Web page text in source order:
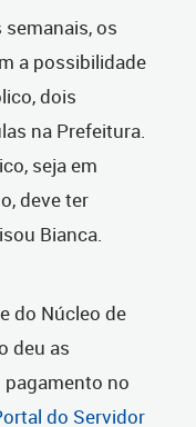
os
a possibilidade
dois
na Prefeitura.
seja em
deve ter
Bianca.
do Núcleo de
deu as
no
do Servidor